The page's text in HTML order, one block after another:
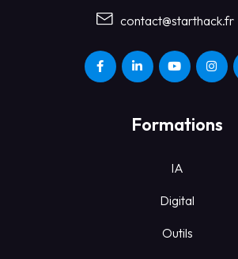
contact@starthack.fr
Formations
IA
Digital
Outils